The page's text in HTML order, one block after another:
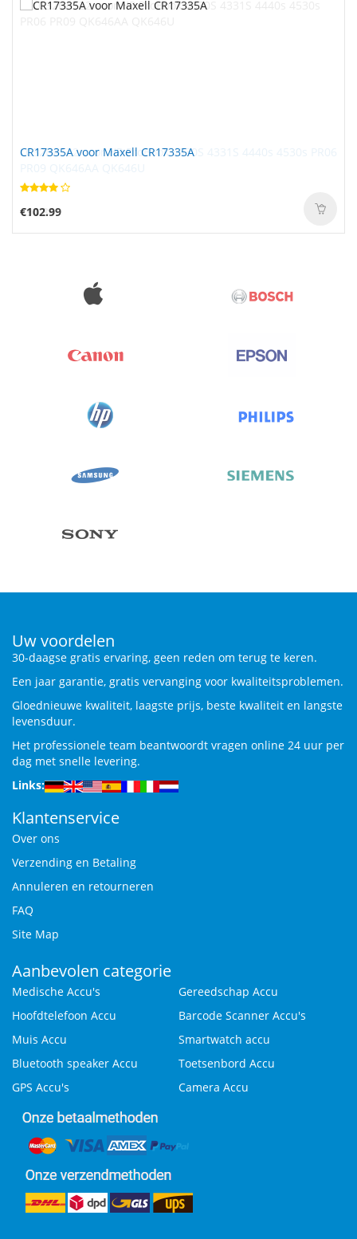
CR17335A voor Maxell CR17335A
€102.99
Uw voordelen
30-daagse gratis ervaring, geen reden om terug te keren.
Een jaar garantie, gratis vervanging voor kwaliteitsproblemen.
Gloednieuwe kwaliteit, laagste prijs, beste kwaliteit en langste
levensduur.
Het professionele team beantwoordt vragen online 24 uur per
dag met snelle levering.
Links:
Klantenservice
Over ons
Verzending en Betaling
Annuleren en retourneren
FAQ
Site Map
Aanbevolen categorie
Medische Accu's
Gereedschap Accu
Hoofdtelefoon Accu
Barcode Scanner Accu's
Muis Accu
Smartwatch accu
Bluetooth speaker Accu
Toetsenbord Accu
GPS Accu's
Camera Accu